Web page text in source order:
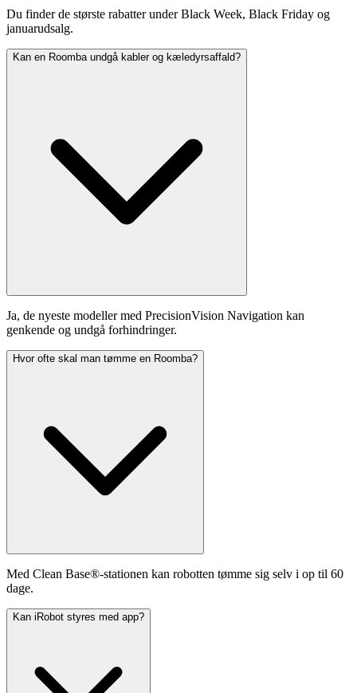
Du finder de største rabatter under Black Week, Black Friday og
januarudsalg.
Kan en Roomba undgå kabler og kæledyrsaffald?
Ja, de nyeste modeller med PrecisionVision Navigation kan
genkende og undgå forhindringer.
Hvor ofte skal man tømme en Roomba?
Med Clean Base®-stationen kan robotten tømme sig selv i op til 60
dage.
Kan iRobot styres med app?